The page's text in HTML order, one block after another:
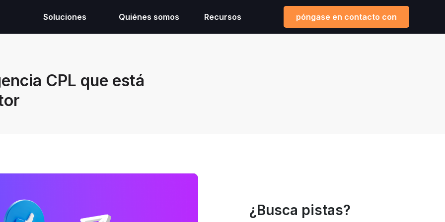
Soluciones Quiénes somos Recursos póngase en contacto con
CPL que está
¿Busca pistas?